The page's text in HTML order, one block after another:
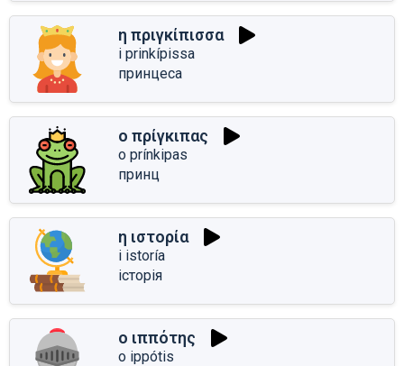
η πριγκίπισσα
i prinkípissa
принцеса
ο πρίγκιπας
o prínkipas
принц
η ιστορία
i istoría
історія
ο ιππότης
o ippótis